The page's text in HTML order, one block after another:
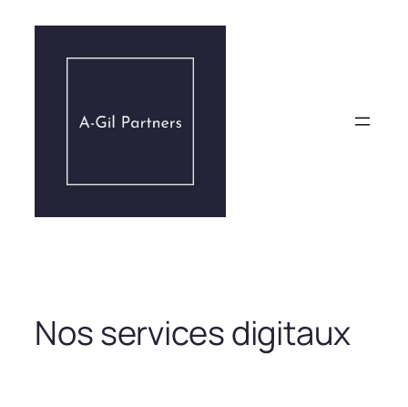
contenu
Nos services digitaux